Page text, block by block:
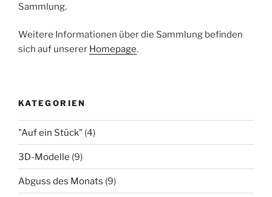
Sammlung.
Weitere Informationen über die Sammlung befinden
sich auf unserer Homepage.
KATEGORIEN
"Auf ein Stück" (4)
3D-Modelle (9)
Abguss des Monats (9)